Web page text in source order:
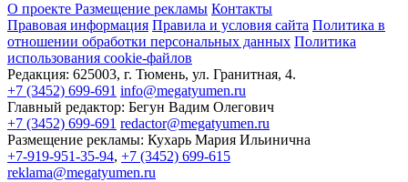
О проекте Размещение рекламы Контакты
Правовая информация Правила и условия сайта Политика в
отношении обработки персональных данных Политика
использования cookie-файлов
Редакция: 625003, г. Тюмень, ул. Гранитная, 4.
+7 (3452) 699-691 info@megatyumen.ru
Главный редактор: Бегун Вадим Олегович
+7 (3452) 699-691 redactor@megatyumen.ru
Размещение рекламы: Кухарь Мария Ильинична
+7-919-951-35-94, +7 (3452) 699-615
reklama@megatyumen.ru